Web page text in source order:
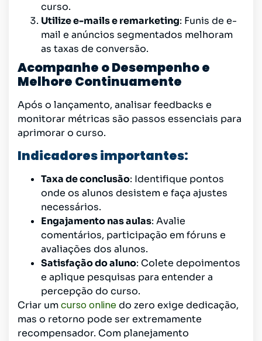
curso.
Utilize e-mails e remarketing: Funis de e-
mail e anúncios segmentados melhoram
as taxas de conversão.
Acompanhe o Desempenho e
Melhore Continuamente
Após o lançamento, analisar feedbacks e
monitorar métricas são passos essenciais para
aprimorar o curso.
Indicadores importantes:
Taxa de conclusão: Identifique pontos
onde os alunos desistem e faça ajustes
necessários.
Engajamento nas aulas: Avalie
comentários, participação em fóruns e
avaliações dos alunos.
Satisfação do aluno: Colete depoimentos
e aplique pesquisas para entender a
percepção do curso.
Criar umcurso onlinedo zero exige dedicação,
mas o retorno pode ser extremamente
recompensador. Com planejamento